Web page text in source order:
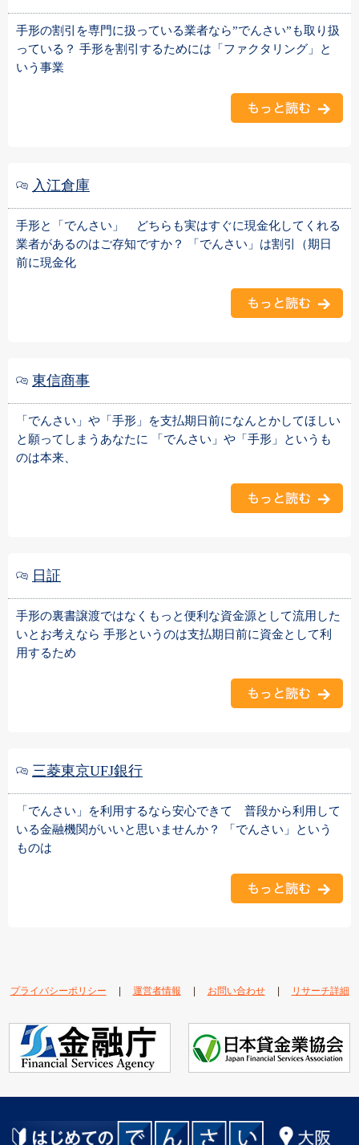
手形の割引を専門に扱っている業者なら”でんさい”も取り扱
っている？ 手形を割引するためには「ファクタリング」と
いう事業
入江倉庫
手形と「でんさい」 どちらも実はすぐに現金化してくれる
業者があるのはご存知ですか？ 「でんさい」は割引（期日
前に現金化
東信商事
「でんさい」や「手形」を支払期日前になんとかしてほしい
と願ってしまうあなたに 「でんさい」や「手形」というも
のは本来、
日証
手形の裏書譲渡ではなくもっと便利な資金源として流用した
いとお考えなら 手形というのは支払期日前に資金として利
用するため
三菱東京UFJ銀行
「でんさい」を利用するなら安心できて 普段から利用して
いる金融機関がいいと思いませんか？ 「でんさい」という
ものは
プライバシーポリシー 運営者情報 お問い合わせ| リサーチ詳細